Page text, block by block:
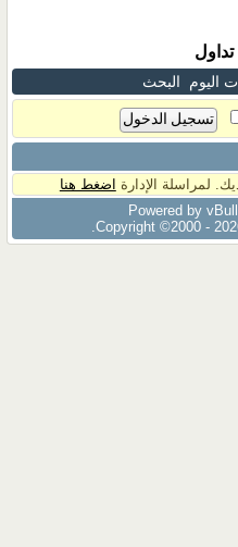
تداول
اليوم البحث
لمراسلة الإدارة اضغط هنا
Powered by
Copyright ©2000 -